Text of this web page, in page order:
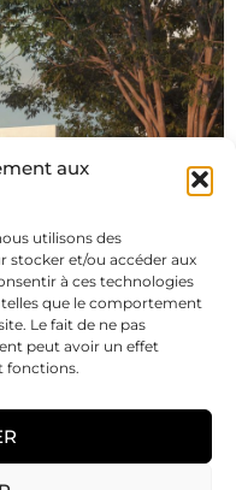
aux
utilisons des
stocker et/ou accéder aux
à ces technologies
que le comportement
Le fait de ne pas
peut avoir un effet
fonctions.